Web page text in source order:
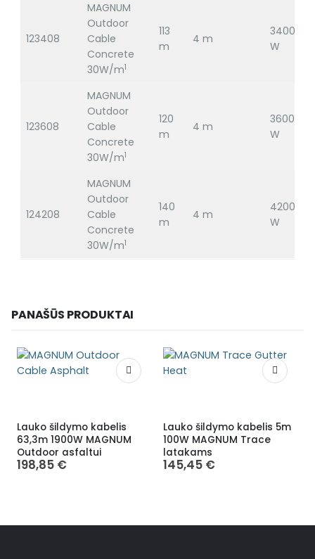
123408
MAGNUM
Outdoor
Cable
Concrete
30W/m1
113
m
4 m
3400
W
123608
MAGNUM
Outdoor
Cable
Concrete
30W/m1
120
m
4 m
3600
W
124208
MAGNUM
Outdoor
Cable
Concrete
30W/m1
140
m
4 m
4200
W
PANAŠŪS PRODUKTAI
Lauko šildymo kabelis
63,3m 1900W MAGNUM
Outdoor asfaltui
198,85 €
Lauko šildymo kabelis 5m
100W MAGNUM Trace
latakams
145,45 €